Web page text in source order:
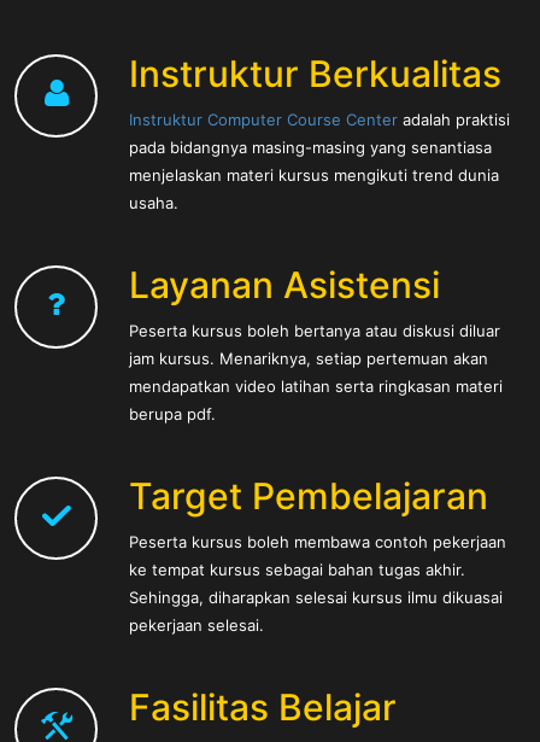
Instruktur Berkualitas
Instruktur Computer Course Center adalah praktisi
pada bidangnya masing-masing yang senantiasa
menjelaskan materi kursus mengikuti trend dunia
usaha.
Layanan Asistensi
Peserta kursus boleh bertanya atau diskusi diluar
jam kursus. Menariknya, setiap pertemuan akan
mendapatkan video latihan serta ringkasan materi
berupa pdf.
Target Pembelajaran
Peserta kursus boleh membawa contoh pekerjaan
ke tempat kursus sebagai bahan tugas akhir.
Sehingga, diharapkan selesai kursus ilmu dikuasai
pekerjaan selesai.
Fasilitas Belajar